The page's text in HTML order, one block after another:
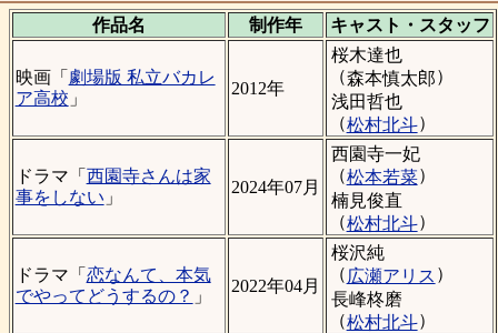
作品名 制作年 キャスト・ スタッフ
映画「 劇場版 私立バカレ
ア高校 」
2012年
桜木達也
（森本慎太郎）
浅田哲也
（松村北斗）
ドラマ「 西園寺さんは家
事をしない 」
2024年07月
西園寺一妃
（松本若菜）
楠見俊直
（松村北斗）
ドラマ「 恋なんて、本気
でやってどうするの？ 」
2022年04月
桜沢純
（ 広瀬アリス ）
長峰柊磨
（松村北斗）